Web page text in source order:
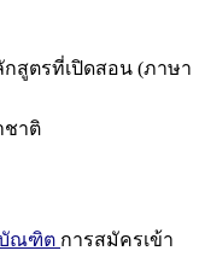
สูตรที่เปิดสอน (ภาษา
ชาติ
บัณฑิต การสมัครเข้า